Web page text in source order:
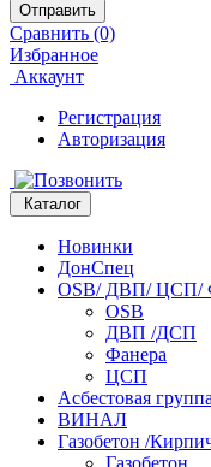
Отправить
Сравнить (0)
Избранное
Аккаунт
Регистрация
Авторизация
Каталог
Новинки
ДонСпец
OSB/ ДВП/ ЦСП/
OSB
ДВП /ДСП
Фанера
ЦСП
Асбестовая группа
ВИНАЛ
Газобетон /